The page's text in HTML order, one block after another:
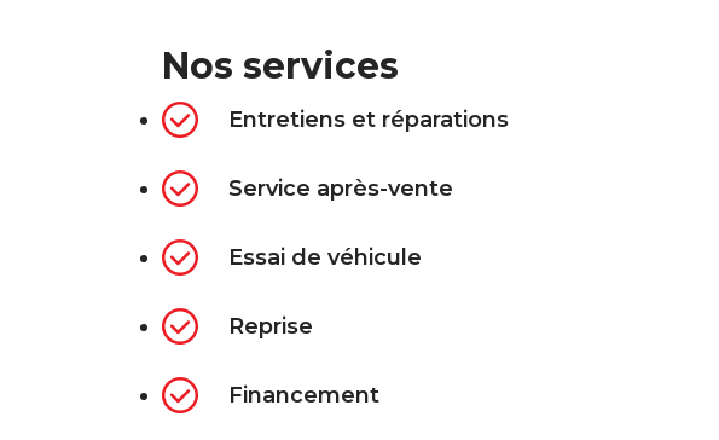
Nos services
Entretiens et réparations
Service après-vente
Essai de véhicule
Reprise
Financement